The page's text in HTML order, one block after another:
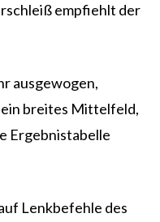
empfiehlt der
ausgewogen,
ein breites Mittelfeld,
Ergebnistabelle
Lenkbefehle des